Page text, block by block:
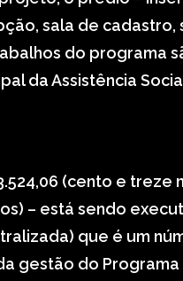
sala de
do programa
da Assistência
(cento e treze
– está sendo
que é um
gestão do Programa